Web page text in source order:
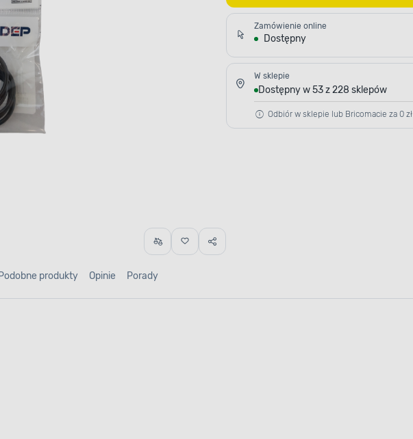
Zamówienie online
Dostępny
W sklepie
Dostępny w 53 z 228 sklepów
Odbiór w sklepie lub Bricomacie za 0 zł
Podobne produkty Opinie Porady